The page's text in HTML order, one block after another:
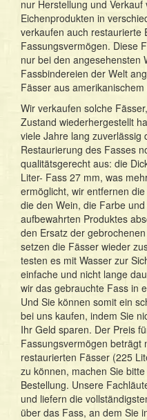
nur Herstellung und
Eichenprodukten in
verkaufen auch restaurierte
Fassungsvermögen. Diese
nur bei den angesehensten
Fassbindereien der Welt
Fässer aus
Wir verkaufen solche
Zustand wiederhergestellt
viele Jahre lang zuverlässig
Restaurierung des Fasses
qualitätsgerecht aus: die
Liter- Fass 27 mm, was
ermöglicht, wir entfernen
die den Wein, die Farbe
aufbewahrten Produktes
den Ersatz der
setzen die Fässer wieder
testen es mit Wasser zur
einfache und nicht lange
wir das gebrauchte Fass in
Und Sie können somit ein
bei uns kaufen, indem Sie
Ihr Geld sparen. Der Preis
Fassungsvermögen beträgt
restaurierten Fässer (225
zu können, machen Sie
Bestellung. Unsere
und liefern die
über das Fass, an dem Sie